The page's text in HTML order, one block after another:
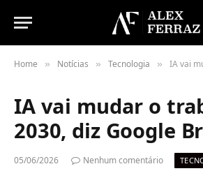
Home » Notícias » Tecnologia » IA vai mudar
IA vai mudar o
2030, diz Google
05/06/2026 Nenhum comentário